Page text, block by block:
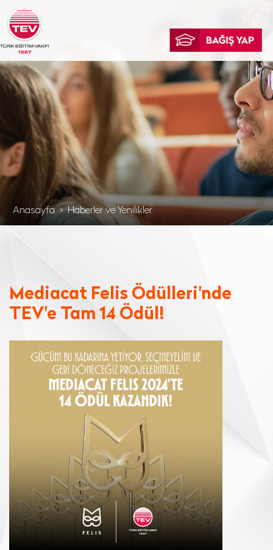
Anasayfa Haberler ve Yenilikler
Mediacat Felis Ödülleri'nde
TEV'e Tam 14 Ödül!